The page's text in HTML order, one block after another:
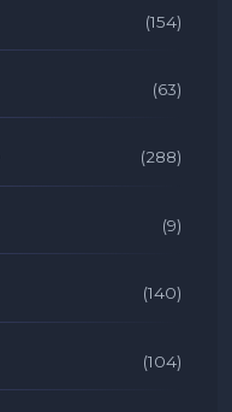
(154)
(63)
(288)
(9)
(140)
(104)